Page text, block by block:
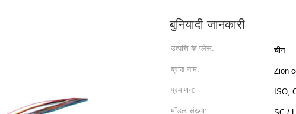
बुनियादी जानकारी
उत्पत्ति के प्लेस: चीन
ब्रांड नाम: Zion
प्रमाणन: ISO,
मॉडल संख्या: